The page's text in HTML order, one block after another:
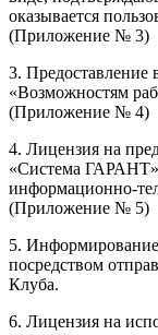
оказывается
(Приложение № 3)
3. Предоставление
«Возможностям
(Приложение № 4)
4. Лицензия на
«Система ГАРАНТ»
информационно-
(Приложение № 5)
5. Информирование
посредством
Клуба.
6. Лицензия на